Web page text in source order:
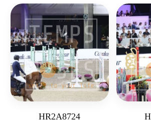
HR2A8724